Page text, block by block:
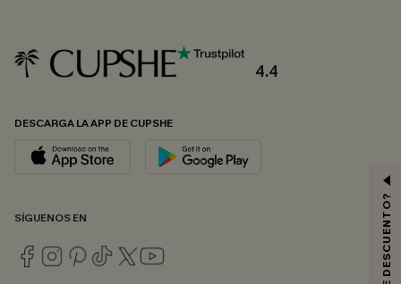
4.4
DESCARGA LA APP DE CUPSHE
SÍGUENOS EN